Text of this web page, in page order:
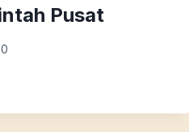
Pusat